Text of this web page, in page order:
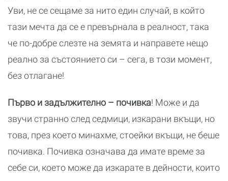
Уви, не се сещаме за нито един случай, в който
тази мечта да се е превърнала в реалност, така
че по-добре слезте на земята и направете нещо
реално за състоянието си – сега, в този момент,
без отлагане!
Първо и задължително – почивка! Може и да
звучи странно след седмици, изкарани вкъщи, но
това, през което минахме, стоейки вкъщи, не беше
почивка. Почивка означава да имате време за
себе си, което може да изкарате в дейности, които